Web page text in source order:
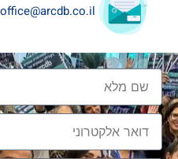
שיתופי פעולה בענף
office@arcdb.co.il